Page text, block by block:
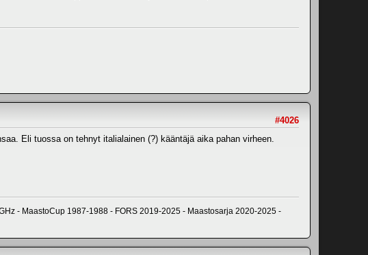
#4026
Eli tuossa on tehnyt italialainen (?) kääntäjä aika pahan virheen.
- MaastoCup 1987-1988 - FORS 2019-2025 - Maastosarja 2020-2025 -